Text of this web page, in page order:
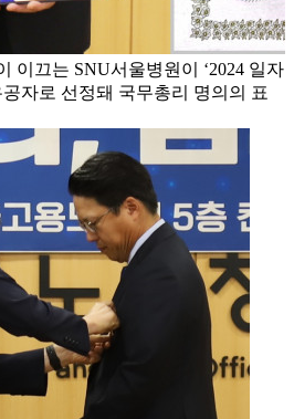
이끄는 SNU서울병원이 ‘2024 일자
자로 선정돼 국무총리 명의의 표